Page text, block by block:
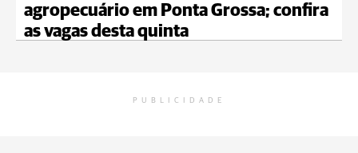
agropecuário em Ponta Grossa; confira
as vagas desta quinta
PUBLICIDADE